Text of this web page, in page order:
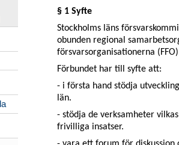
§ 1 Syfte
Stockholms läns
obunden regional
försvarsorganisationerna
Förbundet har till syfte att:
- i första hand stödja
län.
- stödja de verksamheter
frivilliga insatser.